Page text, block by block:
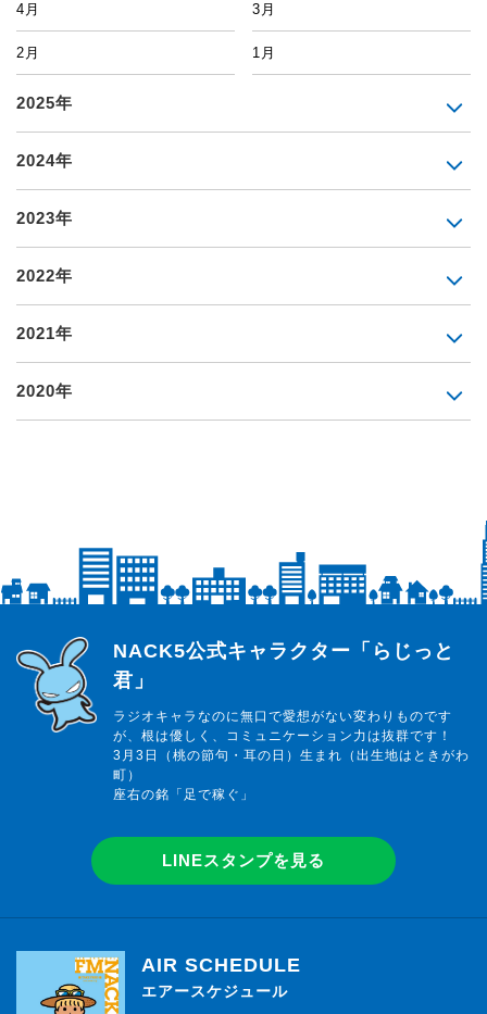
4月 3月
2月 1月
2025年
2024年
2023年
2022年
2021年
2020年
らじっと君
NACK5公式キャラクター「らじっと
君」
ラジオキャラなのに無口で愛想がない変わりものです
が、根は優しく、コミュニケーション力は抜群です！
3月3日（桃の節句・耳の日）生まれ（出生地はときがわ
町）
座右の銘「足で稼ぐ」
LINEスタンプを見る
AIR SCHEDULE
エアースケジュール